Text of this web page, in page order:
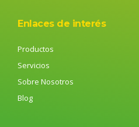
Enlaces de interés
Productos
Servicios
Sobre Nosotros
Blog